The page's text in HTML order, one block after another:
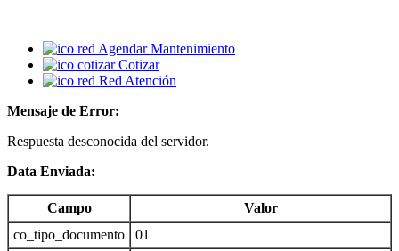
Agendar Mantenimiento
Cotizar
Red Atención
Mensaje de Error:
Respuesta desconocida del servidor.
Data Enviada:
Campo
Valor
co_tipo_documento
01